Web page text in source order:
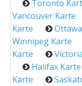
Toronto
Vancouver Karte
Karte
Winnipeg Karte
Karte
Halifax Karte
Karte